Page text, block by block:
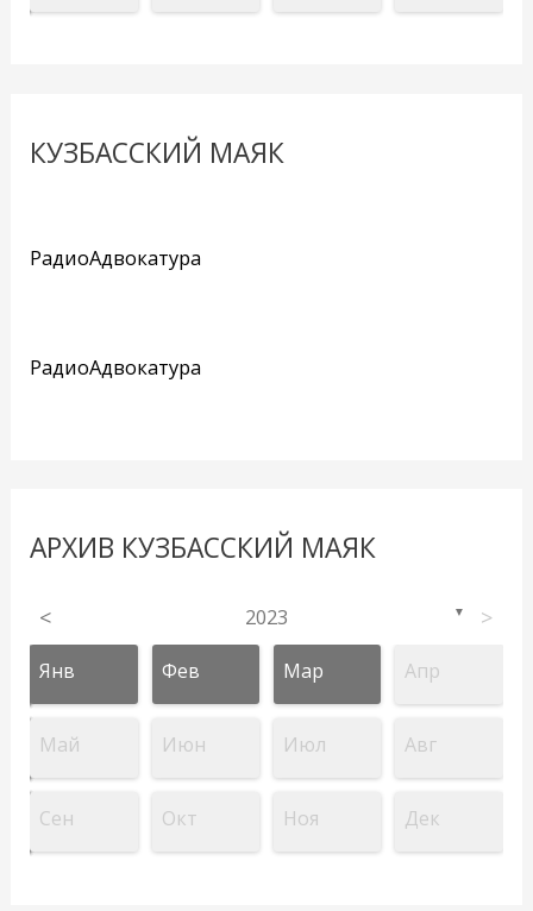
КУЗБАССКИЙ МАЯК
РадиоАдвокатура
РадиоАдвокатура
АРХИВ КУЗБАССКИЙ МАЯК
< 2023 ▼ >
Янв Фев Мар Апр
Май Июн Июл Авг
Сен Окт Ноя Дек